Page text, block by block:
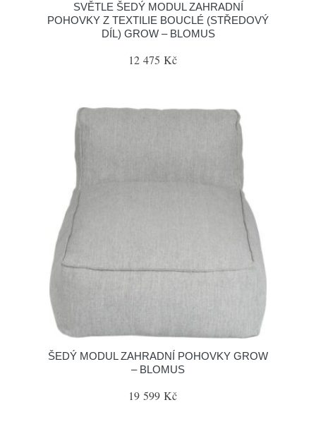
SVĚTLE ŠEDÝ MODUL ZAHRADNÍ
POHOVKY Z TEXTILIE BOUCLÉ (STŘEDOVÝ
DÍL) GROW – BLOMUS
12 475 Kč
ŠEDÝ MODUL ZAHRADNÍ POHOVKY GROW
– BLOMUS
19 599 Kč